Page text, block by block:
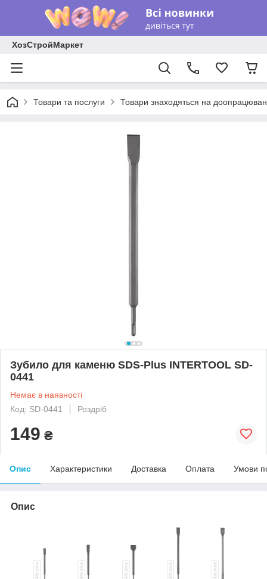
ХозСтройМаркет
Товари та послуги Товари знаходяться на
Зубило для каменю SDS-Plus INTERTOOL SD-
0441
Немає в наявності
Код: SD-0441
Роздріб
149 ₴
Опис Характеристики Доставка Оплата Умови
Опис